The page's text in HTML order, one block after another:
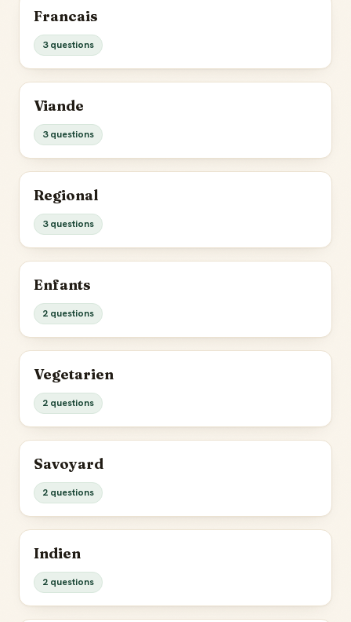
Francais
3 questions
Viande
3 questions
Regional
3 questions
Enfants
2 questions
Vegetarien
2 questions
Savoyard
2 questions
Indien
2 questions